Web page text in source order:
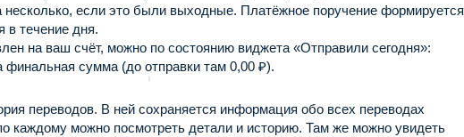
если это были выходные. Платёжное поручение формируется
в течение дня.
на ваш счёт, можно по состоянию виджета «Отправили сегодня»:
финальная сумма (до отправки там 0,00 ₽).
переводов. В ней сохраняется информация обо всех переводах
каждому можно посмотреть детали и историю. Там же можно увидеть